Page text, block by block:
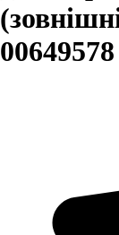
00649578